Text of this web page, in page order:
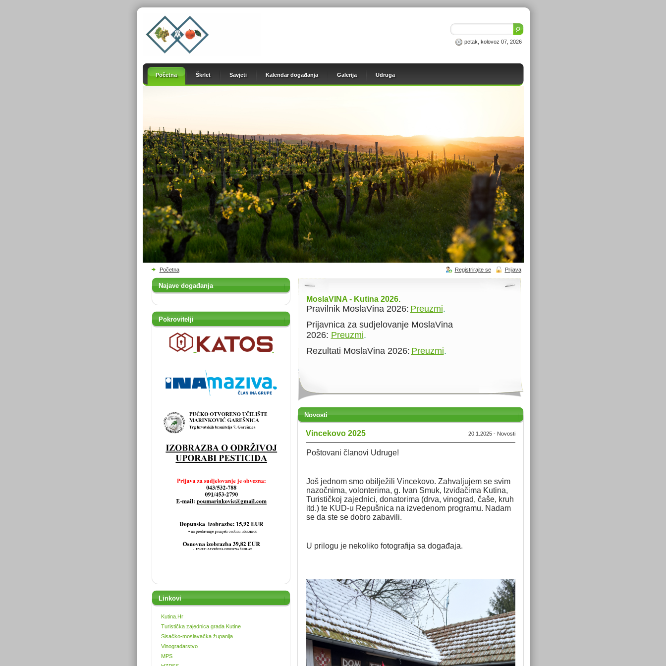
petak, kolovoz 07, 2026
Početna Škrlet Savjeti Kalendar događanja Galerija Udruga
Početna Prijava
Registrirajte se
Najave događanja
Pokrovitelji
Linkovi
Kutina.Hr
Turistička zajednica grada Kutine
Sisačko-moslavačka županija
Vinogradarstvo
MPS
MoslaVINA - Kutina 2026.
Pravilnik MoslaVina 2026: Preuzmi.
Prijavnica za sudjelovanje MoslaVina
2026: Preuzmi.
Rezultati MoslaVina 2026: Preuzmi.
Novosti
Vincekovo 2025 20.1.2025 - Novosti
Poštovani članovi Udruge!
Još jednom smo obilježili Vincekovo. Zahvaljujem se svim
nazočnima, volonterima, g. Ivan Smuk, Izviđačima Kutina,
Turističkoj zajednici, donatorima (drva, vinograd, čaše, kruh
itd.) te KUD-u Repušnica na izvedenom programu. Nadam
se da ste se dobro zabavili.
U prilogu je nekoliko fotografija sa događaja.